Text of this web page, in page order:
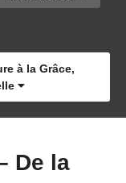
à la Grâce,
De la